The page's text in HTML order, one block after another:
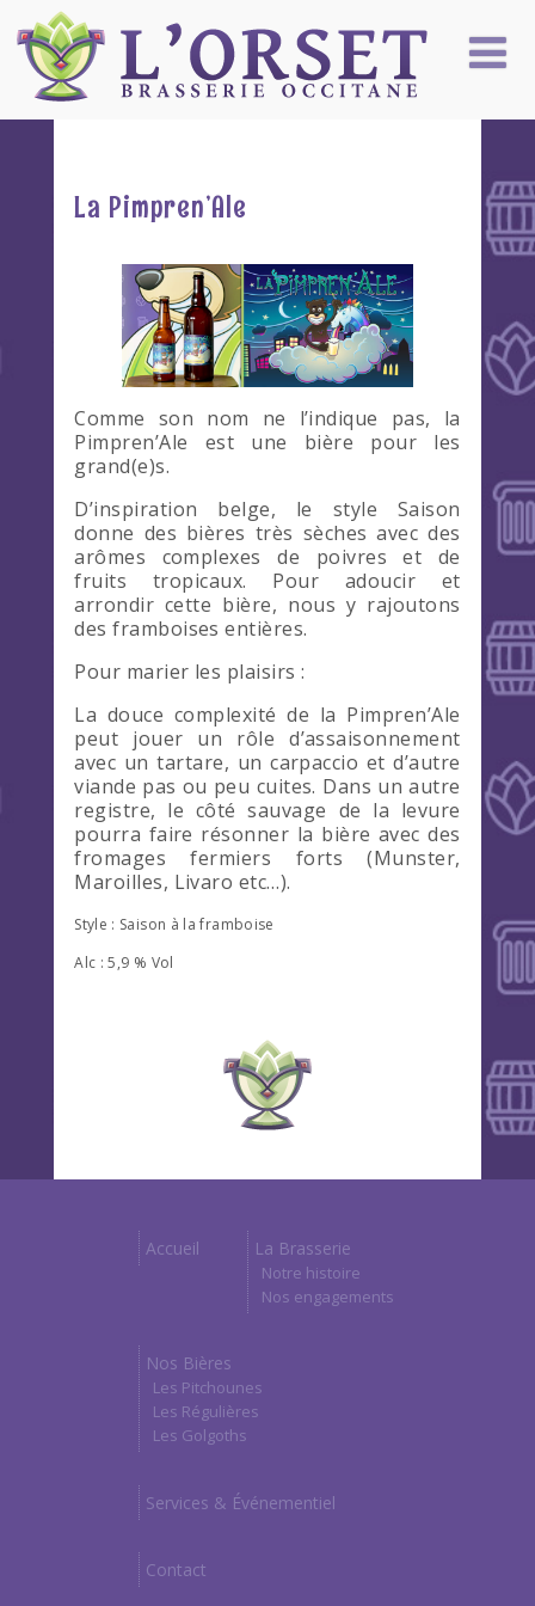
La Pimpren’Ale
Comme son nom ne l’indique pas, la
Pimpren’Ale est une bière pour les
grand(e)s.
D’inspiration belge, le style Saison
donne des bières très sèches avec des
arômes complexes de poivres et de
fruits tropicaux. Pour adoucir et
arrondir cette bière, nous y rajoutons
des framboises entières.
Pour marier les plaisirs :
La douce complexité de la Pimpren’Ale
peut jouer un rôle d’assaisonnement
avec un tartare, un carpaccio et d’autre
viande pas ou peu cuites. Dans un autre
registre, le côté sauvage de la levure
pourra faire résonner la bière avec des
fromages fermiers forts (Munster,
Maroilles, Livaro etc…).
Style : Saison à la framboise
Alc : 5,9 % Vol
Accueil La Brasserie
Notre histoire
Nos engagements
Nos Bières
Les Pitchounes
Les Régulières
Les Golgoths
Services & Événementiel
Contact